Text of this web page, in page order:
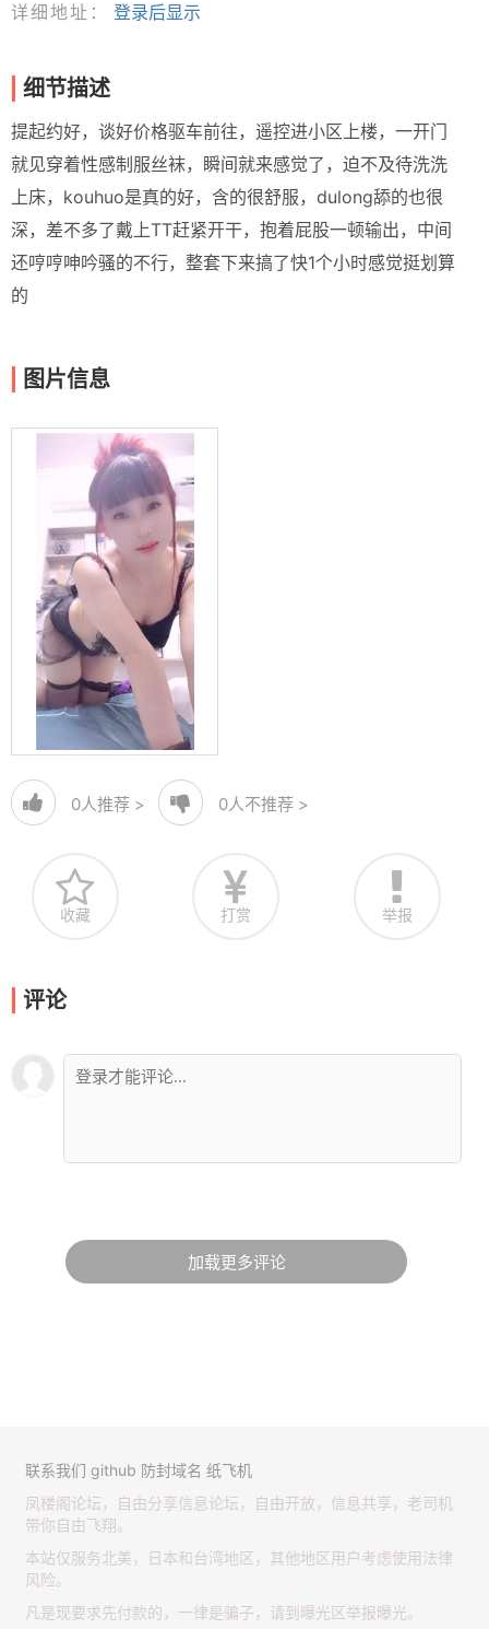
详细地址：
登录后显示
细节描述
提起约好，谈好价格驱车前往，遥控进小区上楼，一开门
就见穿着性感制服丝袜，瞬间就来感觉了，迫不及待洗洗
上床，kouhuo是真的好，含的很舒服，dulong舔的也很
深，差不多了戴上TT赶紧开干，抱着屁股一顿输出，中间
还哼哼呻吟骚的不行，整套下来搞了快1个小时感觉挺划算
的
图片信息
0人推荐 > 0人不推荐 >
收藏 打赏 举报
评论
加载更多评论
联系我们 github 防封域名 纸飞机
凤楼阁论坛，自由分享信息论坛，自由开放，信息共享，老司机
带你自由飞翔。
本站仅服务北美，日本和台湾地区，其他地区用户考虑使用法律
风险。
凡是现要求先付款的，一律是骗子，请到曝光区举报曝光。